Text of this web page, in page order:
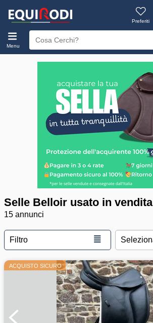
Preferiti
Menu
Selle Belloir usato in vendita
15 annunci
Filtro ≣
ACQUISTO SICURO